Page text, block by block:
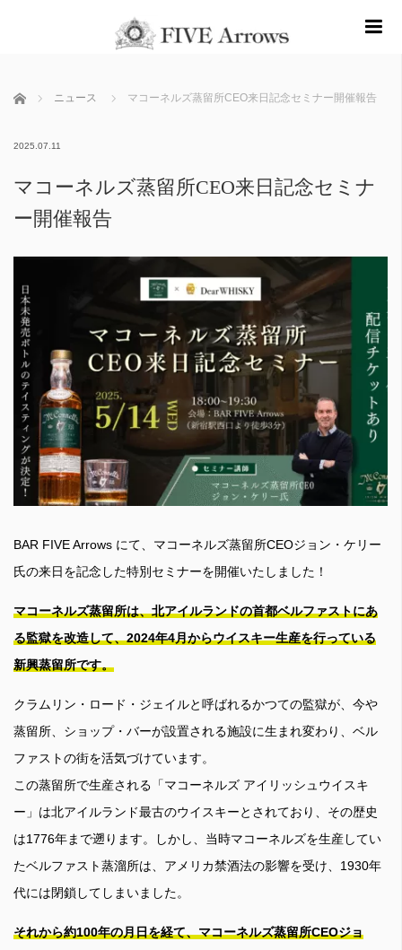
ホーム ニュース マコーネルズ蒸留所CEO来日記念セミナー開催報告
2025.07.11
マコーネルズ蒸留所CEO来日記念セミナ
ー開催報告
BAR FIVE Arrows にて、マコーネルズ蒸留所CEOジョン・ケリー
氏の来日を記念した特別セミナーを開催いたしました！
マコーネルズ蒸留所は、北アイルランドの首都ベルファストにあ
る監獄を改造して、2024年4月からウイスキー生産を行っている
新興蒸留所です。
クラムリン・ロード・ジェイルと呼ばれるかつての監獄が、今や
蒸留所、ショップ・バーが設置される施設に生まれ変わり、ベル
ファストの街を活気づけています。
この蒸留所で生産される「マコーネルズ アイリッシュウイスキ
ー」は北アイルランド最古のウイスキーとされており、その歴史
は1776年まで遡ります。しかし、当時マコーネルズを生産してい
たベルファスト蒸溜所は、アメリカ禁酒法の影響を受け、1930年
代には閉鎖してしまいました。
それから約100年の月日を経て、マコーネルズ蒸留所CEOジョ